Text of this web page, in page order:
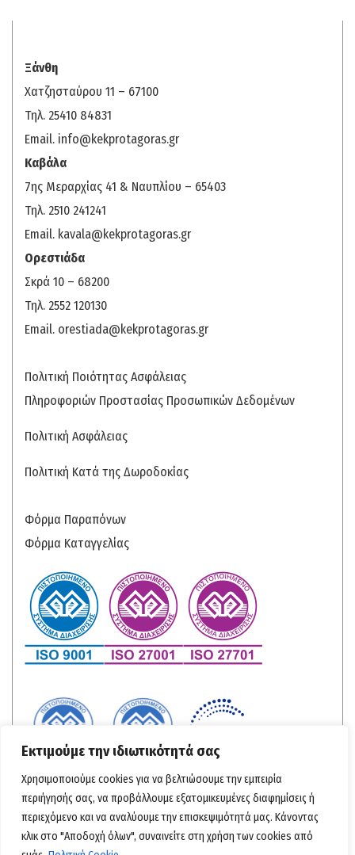
Εκτιμούμε την ιδιωτικότητά σας
Χρησιμοποιούμε cookies για να βελτιώσουμε την εμπειρία
περιήγησής σας, να προβάλλουμε εξατομικευμένες διαφημίσεις ή
περιεχόμενο και να αναλύουμε την επισκεψιμότητά μας. Κάνοντας
κλικ στο "Αποδοχή όλων", συναινείτε στη χρήση των cookies από
Ξάνθη
Χατζησταύρου 11 – 67100
Τηλ. 25410 84831
Email. info@kekprotagoras.gr
Καβάλα
7ης Μεραρχίας 41 & Ναυπλίου – 65403
Τηλ. 2510 241241
Email. kavala@kekprotagoras.gr
Ορεστιάδα
Σκρά 10 – 68200
Τηλ. 2552 120130
Email. orestiada@kekprotagoras.gr
Πολιτική Ποιότητας Ασφάλειας
Πληροφοριών Προστασίας Προσωπικών Δεδομένων
Πολιτική Ασφάλειας
Πολιτική Κατά της Δωροδοκίας
Φόρμα Παραπόνων
Φόρμα Καταγγελίας